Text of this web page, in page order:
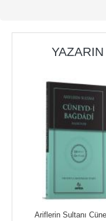
Ariflerin Sultanı